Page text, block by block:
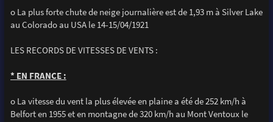
o La plus forte chute de neige journalière est de 1,93 m à Silver Lake
au Colorado au USA le 14-15/04/1921
LES RECORDS DE VITESSES DE VENTS :
* EN FRANCE :
o La vitesse du vent la plus élevée en plaine a été de 252 km/h à
Belfort en 1955 et en montagne de 320 km/h au Mont Ventoux le